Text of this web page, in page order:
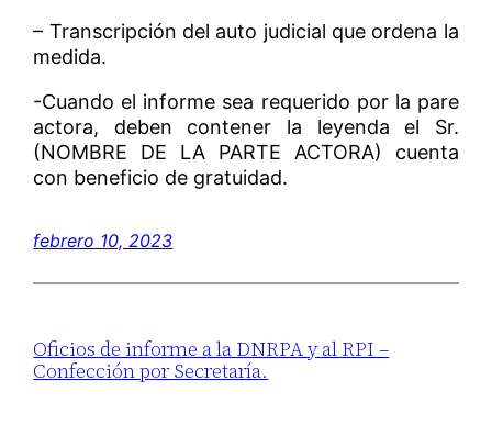
– Transcripción del auto judicial que ordena la
medida.
-Cuando el informe sea requerido por la pare
actora, deben contener la leyenda el Sr.
(NOMBRE DE LA PARTE ACTORA) cuenta
con beneficio de gratuidad.
febrero 10, 2023
Oficios de informe a la DNRPA y al RPI –
Confección por Secretaría.